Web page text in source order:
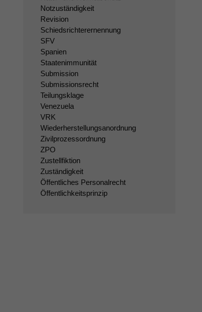
Notzuständigkeit
Revision
Schiedsrichterernennung
SFV
Spanien
Staatenimmunität
Submission
Submissionsrecht
Teilungsklage
Venezuela
VRK
Wiederherstellungsanordnung
Zivilprozessordnung
ZPO
Zustellfiktion
Zuständigkeit
Öffentliches Personalrecht
Öffentlichkeitsprinzip